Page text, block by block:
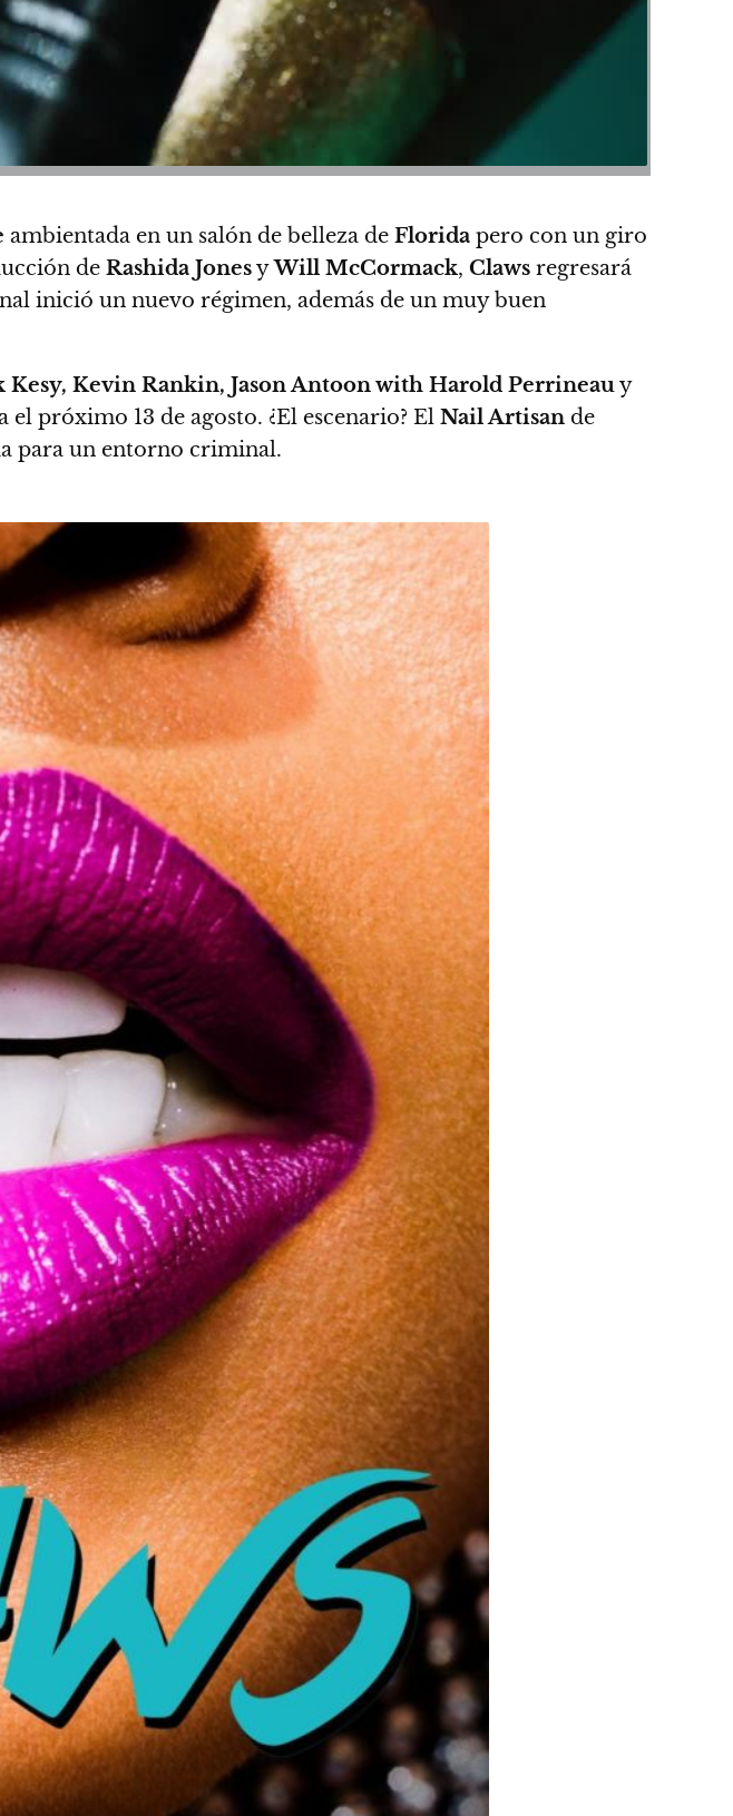
ambientada en un salón de belleza de Florida pero con un giro
de Rashida JonesyWill McCormack, Claws regresará
inició un nuevo régimen, además de un muy buen
Kesy, Kevin Rankin, Jason Antoon with Harold Perrineauy
próximo 13 de agosto. ¿El escenario? El Nail Artisan de
para un entorno criminal.